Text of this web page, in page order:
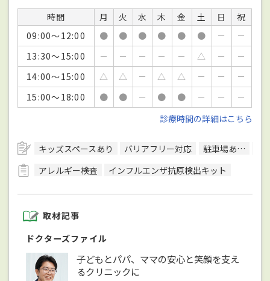
時間 月 火 水 木 金 土 日
祝
09:00～12:00
● ● ● ● ● ● －
－
13:30～15:00
－ － － － － △ －
－
14:00～15:00
△ △ － △ △ － －
－
15:00～18:00
● ● － ● ● － －
－
診療時間の詳細はこちら
キッズスペースあり バリアフリー対応 駐車場あり
アレルギー検査
インフルエンザ抗原検出キット
取材記事
ドクターズファイル
子どもとパパ、ママの安心と笑顔を支え
るクリニックに